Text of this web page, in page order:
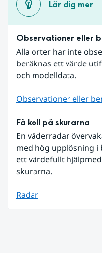
Lär dig mer
Observationer eller
Alla orter har inte
beräknas ett värde
och modelldata.
Observationer eller
Få koll på skurarna
En väderradar
med hög upplösning i
ett värdefullt
skurarna.
Radar